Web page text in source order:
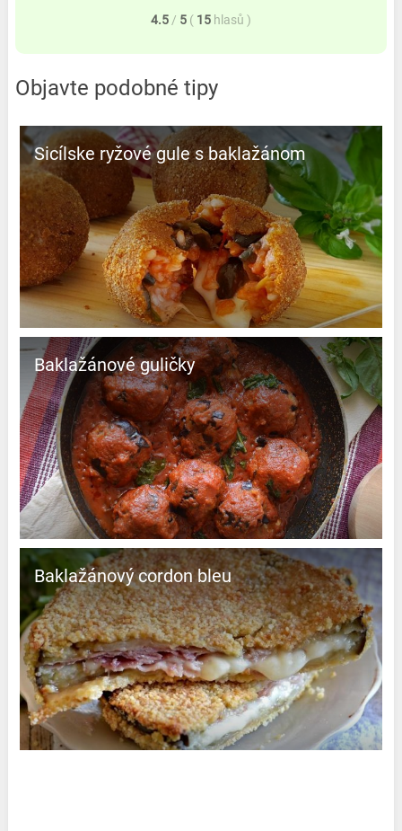
4.5 / 5 ( 15 hlasů )
Objavte podobné tipy
Sicílske ryžové gule s baklažánom
Baklažánové guličky
Baklažánový cordon bleu